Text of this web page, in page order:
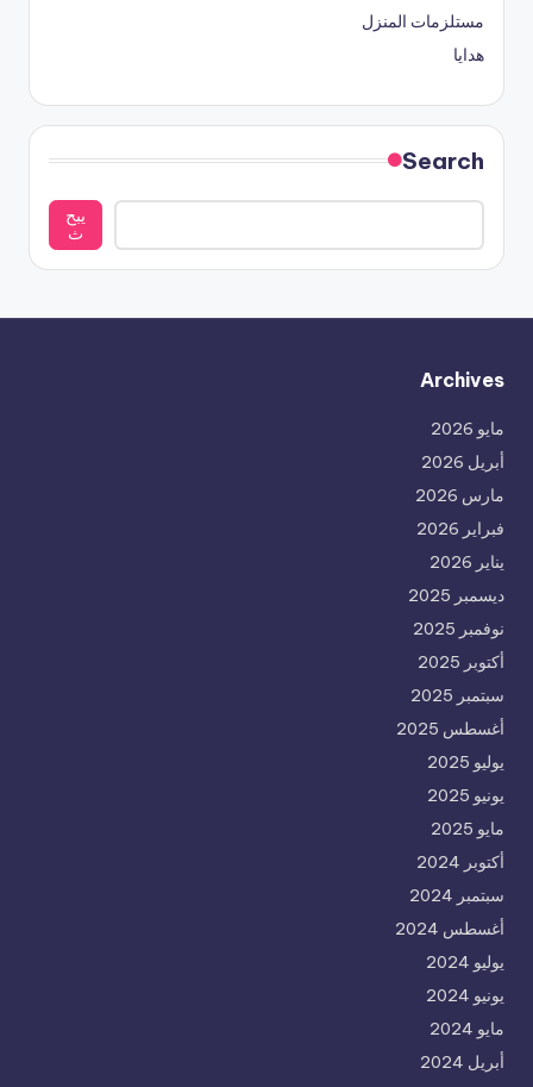
مستلزمات المنزل
هدايا
Search
يبح
ث
Archives
مايو 2026
أبريل 2026
مارس 2026
فبراير 2026
يناير 2026
ديسمبر 2025
نوفمبر 2025
أكتوبر 2025
سبتمبر 2025
أغسطس 2025
يوليو 2025
يونيو 2025
مايو 2025
أكتوبر 2024
سبتمبر 2024
أغسطس 2024
يوليو 2024
يونيو 2024
مايو 2024
أبريل 2024